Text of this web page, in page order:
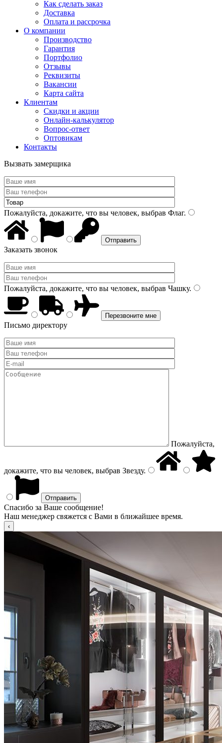
Как сделать заказ
Доставка
Оплата и рассрочка
О компании
Производство
Гарантия
Портфолио
Отзывы
Реквизиты
Вакансии
Карта сайта
Клиентам
Скидки и акции
Онлайн-калькулятор
Вопрос-ответ
Оптовикам
Контакты
Вызвать замерщика
Пожалуйста, докажите, что вы человек, выбрав Флаг.
Заказать звонок
Пожалуйста, докажите, что вы человек, выбрав Чашку.
Письмо директору
Пожалуйста,
докажите, что вы человек, выбрав Звезду.
Спасибо за Ваше сообщение!
Наш менеджер свяжется с Вами в ближайшее время.